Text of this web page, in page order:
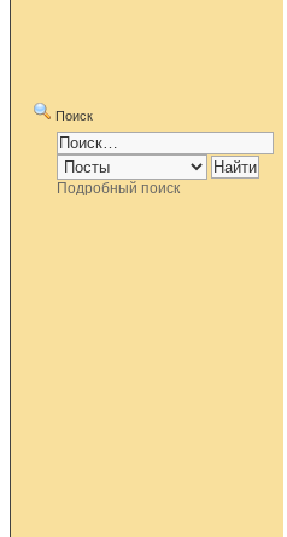
Поиск
Подробный поиск